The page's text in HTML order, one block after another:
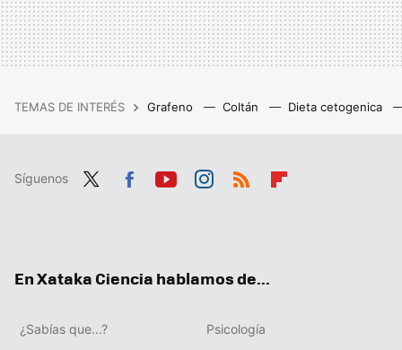
TEMAS DE INTERÉS Grafeno Coltán Dieta cetogenica
Síguenos
En Xataka Ciencia hablamos de...
¿Sabías que...? Psicología